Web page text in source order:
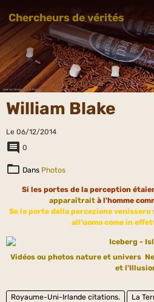
Chercheurs de vérités
William Blake
Le 06/12/2014
0
Dans Photos
Si les portes de la perception
apparaîtrait à l'homme
Se le porte della percezione
all'uomo come in
Vidéos ou photos nature et univers
et
Royaume-Uni-Irlande citations.
La